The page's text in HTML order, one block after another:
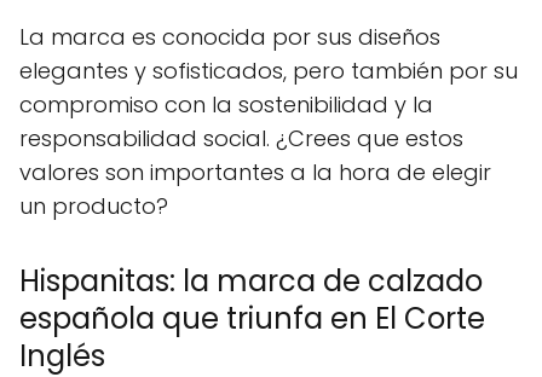
La marca es conocida por sus diseños
elegantes y sofisticados, pero también por su
compromiso con la sostenibilidad y la
responsabilidad social. ¿Crees que estos
valores son importantes a la hora de elegir
un producto?
Hispanitas: la marca de calzado
española que triunfa en El Corte
Inglés